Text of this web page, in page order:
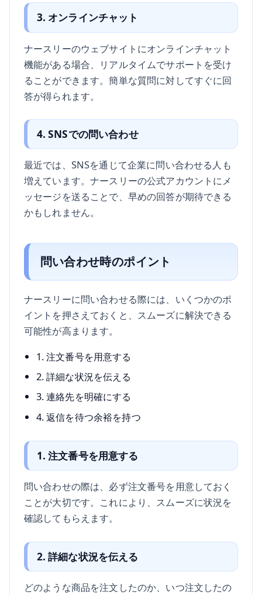
3. オンラインチャット
ナースリーのウェブサイトにオンラインチャット
機能がある場合、リアルタイムでサポートを受け
ることができます。簡単な質問に対してすぐに回
答が得られます。
4. SNSでの問い合わせ
最近では、SNSを通じて企業に問い合わせる人も
増えています。ナースリーの公式アカウントにメ
ッセージを送ることで、早めの回答が期待できる
かもしれません。
問い合わせ時のポイント
ナースリーに問い合わせる際には、いくつかのポ
イントを押さえておくと、スムーズに解決できる
可能性が高まります。
1. 注文番号を用意する
2. 詳細な状況を伝える
3. 連絡先を明確にする
4. 返信を待つ余裕を持つ
1. 注文番号を用意する
問い合わせの際は、必ず注文番号を用意しておく
ことが大切です。これにより、スムーズに状況を
確認してもらえます。
2. 詳細な状況を伝える
どのような商品を注文したのか、いつ注文したの